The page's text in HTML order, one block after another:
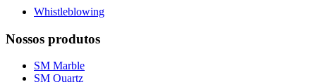
Whistleblowing
Nossos produtos
SM Marble
SM Quartz